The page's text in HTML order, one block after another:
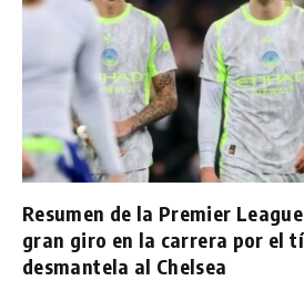
Resumen de la Premier
gran giro en la carrera por el
desmantela al Chelsea